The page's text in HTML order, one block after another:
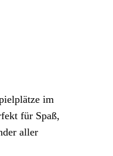
im
für Spaß,
aller